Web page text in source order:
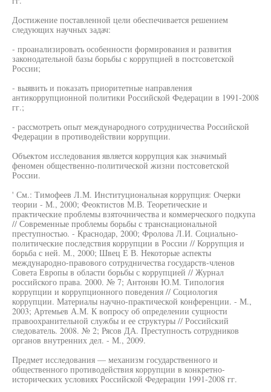
Достижение поставленной цели обеспечивается решением
следующих научных задач:
- проанализировать особенности формирования и развития
законодательной базы борьбы с коррупцией в постсоветской
России;
- выявить и показать приоритетные направления
антикоррупционной политики Российской Федерации в 1991-2008
гг.;
- рассмотреть опыт международного сотрудничества Российской
Федерации в противодействии коррупции.
Объектом исследования является коррупция как значимый
феномен общественно-политической жизни постсоветской
России.
' См.: Тимофеев Л.М. Институциональная коррупция: Очерки
теории - М., 2000; Феоктистов М.В. Теоретические и
практические проблемы взяточничества и коммерческого подкупа
// Современные проблемы борьбы с транснациональной
преступностью. - Краснодар, 2000; Фролова Л.И. Социально-
политические последствия коррупции в России // Коррупция и
борьба с ней. М., 2000; Швец Е В. Некоторые аспекты
международно-правового сотрудничества государств-членов
Совета Европы в области борьбы с коррупцией // Журнал
российского права. 2000. № 7; Антонян Ю.М. Типология
коррупции и коррупционного поведения // Социология
коррупции. Материалы научно-практической конференции. - М.,
2003; Артемьев А.М. К вопросу об определении сущности
правоохранительной службы и ее структуры // Российский
следователь. 2008. № 2; Рясов ДА. Преступность сотрудников
органов внутренних дел. - М., 2009.
Предмет исследования — механизм государственного и
общественного противодействия коррупции в конкретно-
исторических условиях Российской Федерации 1991-2008 гг.